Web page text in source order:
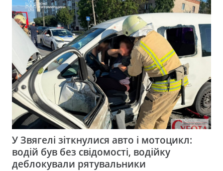
У Звягелі зіткнулися авто і мотоцикл:
водій був без свідомості, водійку
деблокували рятувальники